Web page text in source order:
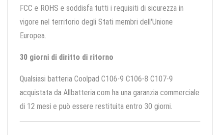
FCC e ROHS e soddisfa tutti i requisiti di sicurezza in
vigore nel territorio degli Stati membri dell'Unione
Europea.
30 giorni di diritto di ritorno
Qualsiasi batteria Coolpad C106-9 C106-8 C107-9
acquistata da Allbatteria.com ha una garanzia commerciale
di 12 mesi e può essere restituita entro 30 giorni.